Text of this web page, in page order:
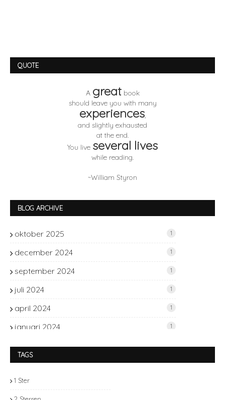
QUOTE
A greatbook
should leave you with many
experiences,
and slightly exhausted
at the end.
You live several lives
while reading.
~William Styron
BLOG ARCHIVE
oktober 2025 1
december 2024 1
september 2024 1
juli 2024 1
april 2024 1
januari 2024 1
november 2023
oktober 2023 1
september 2023
TAGS
1 Ster